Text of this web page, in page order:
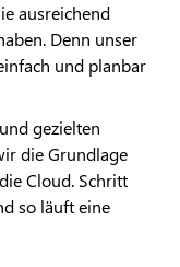
ausreichend
Denn unser
und planbar
gezielten
die Grundlage
Cloud. Schritt
so läuft eine